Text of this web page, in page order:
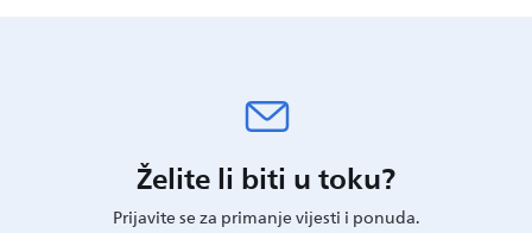
Želite li biti u toku?
Prijavite se za primanje vijesti i ponuda.